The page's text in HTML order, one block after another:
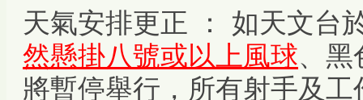
天氣安排更正 ： 如天文台
然懸掛八號或以上風球、
將暫停舉行，所有射手及